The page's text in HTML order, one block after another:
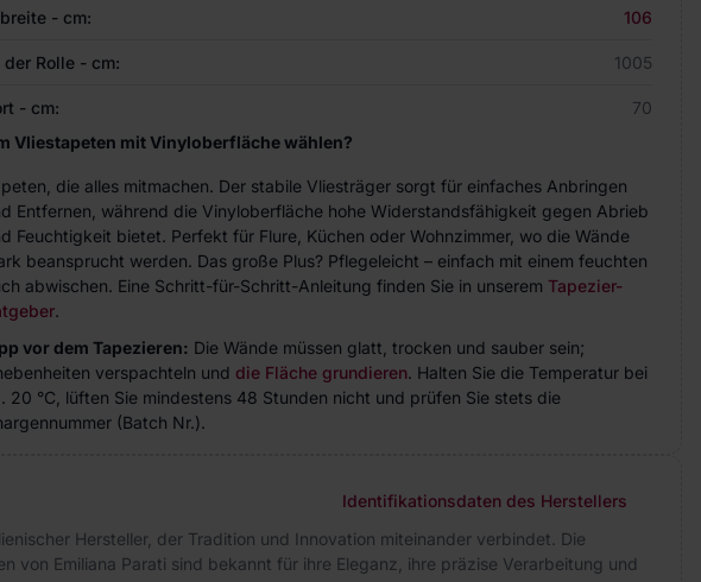
- cm: 106
der Rolle - cm: 1005
- cm:
70
Vliestapeten mit Vinyloberfläche wählen?
die alles mitmachen. Der stabile Vliesträger sorgt für einfaches Anbringen
Entfernen, während die Vinyloberfläche hohe Widerstandsfähigkeit gegen Abrieb
Feuchtigkeit bietet. Perfekt für Flure, Küchen oder Wohnzimmer, wo die Wände
beansprucht werden. Das große Plus? Pflegeleicht – einfach mit einem feuchten
abwischen. Eine Schritt-für-Schritt-Anleitung finden Sie in unserem Tapezier-
.
vor dem Tapezieren: Die Wände müssen glatt, trocken und sauber sein;
verspachteln und die Fläche grundieren. Halten Sie die Temperatur bei
20 °C, lüften Sie mindestens 48 Stunden nicht und prüfen Sie stets die
(Batch Nr.).
Identifikationsdaten des Herstellers
Hersteller, der Tradition und Innovation miteinander verbindet. Die
von Emiliana Parati sind bekannt für ihre Eleganz, ihre präzise Verarbeitung und